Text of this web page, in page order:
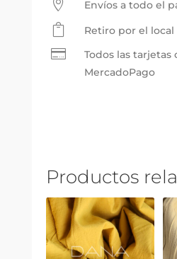
cantidad
 Envíos a todo el
 Retiro por el local

Todos las tarjetas
MercadoPago
Productos